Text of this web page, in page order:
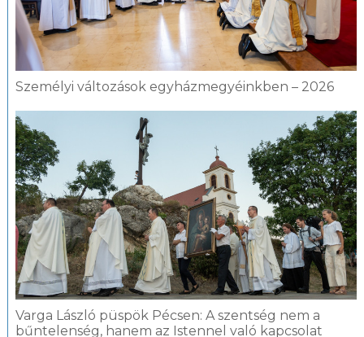
Személyi változások egyházmegyéinkben – 2026
Varga László püspök Pécsen: A szentség nem a
bűntelenség, hanem az Istennel való kapcsolat